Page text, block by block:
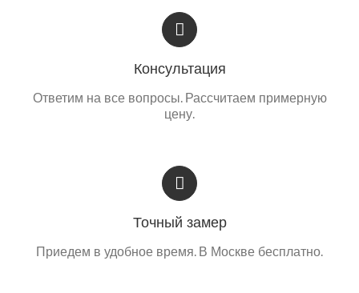
Консультация
Ответим на все вопросы. Рассчитаем примерную
цену.
Точный замер
Приедем в удобное время. В Москве бесплатно.